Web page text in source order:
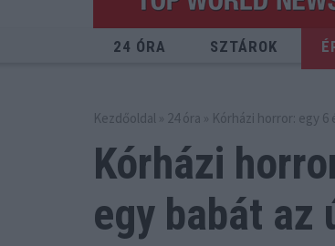
24 ÓRA SZTÁROK
Kezdőoldal » 24 óra » Kórházi horror: egy
Kórházi
egy babát